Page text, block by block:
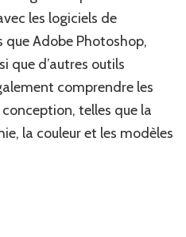
les logiciels de
Adobe Photoshop,
que d’autres outils
comprendre les
telles que la
la couleur et les modèles